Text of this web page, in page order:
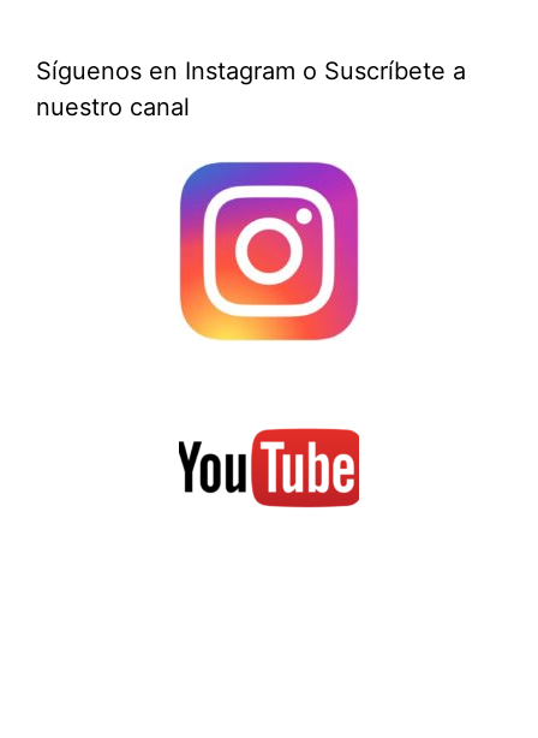
Síguenos en Instagram o Suscríbete a
nuestro canal